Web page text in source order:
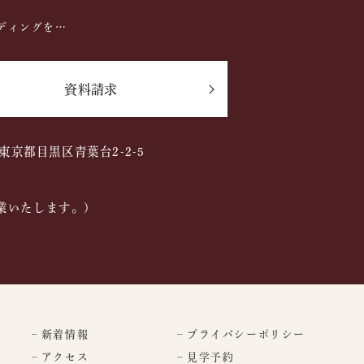
ィングを…
資料請求
京都目黒区青葉台2-2-5
いたします。)
– 新着情報
– アクセス
– プライバシーポリシー
– 見学予約